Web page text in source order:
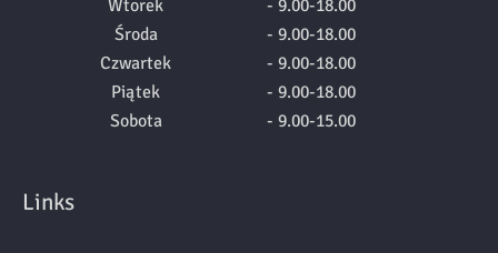
Wtorek
Środa
Czwartek
Piątek
Sobota
- 9.00-18.00
- 9.00-18.00
- 9.00-18.00
- 9.00-18.00
- 9.00-15.00
Links